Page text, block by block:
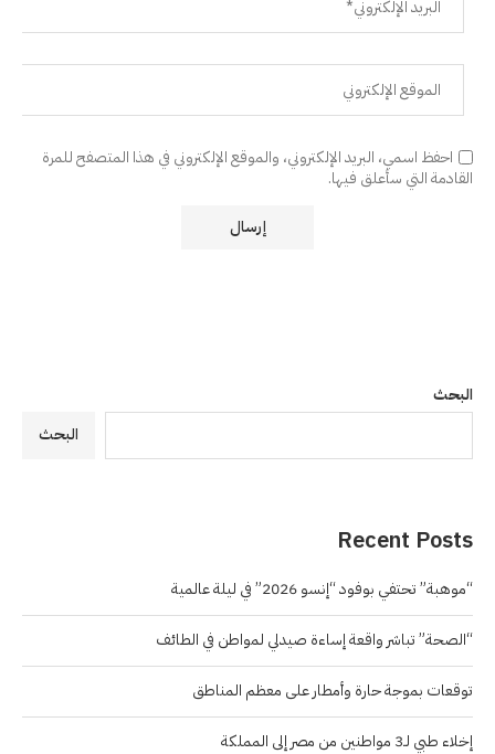
احفظ اسمي، البريد الإلكتروني، والموقع الإلكتروني في هذا المتصفح للمرة
القادمة التي سأعلق فيها.
البحث
البحث
Recent Posts
“موهبة” تحتفي بوفود “إنسو 2026” في ليلة عالمية
“الصحة” تباشر واقعة إساءة صيدلي لمواطن في الطائف
توقعات بموجة حارة وأمطار على معظم المناطق
إخلاء طبي لـ3 مواطنين من مصر إلى المملكة